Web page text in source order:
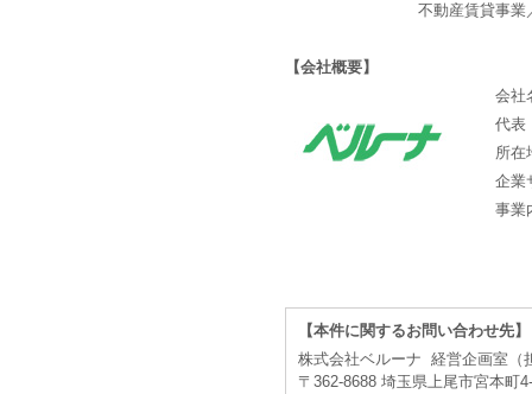
不動産賃貸事業
【会社概要】
会社
代表
所在
企業
事業
【本件に関するお問い合わせ先】
株式会社ベルーナ 経営企画室（
〒362-8688 埼玉県上尾市宮本町